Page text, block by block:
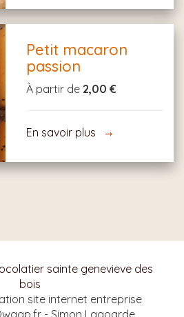
Petit macaron
passion
À partir de 2,00 €
En savoir plus
sainte genevieve des
bois
site internet entreprise
- Simon Lagoarde